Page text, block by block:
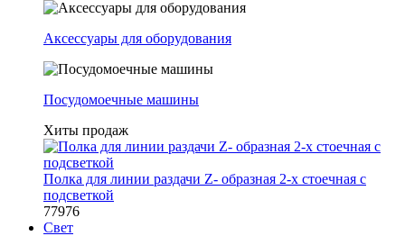
Аксессуары для оборудования
Посудомоечные машины
Хиты продаж
Полка для линии раздачи Z- образная 2-х стоечная с
подсветкой
77976
Свет